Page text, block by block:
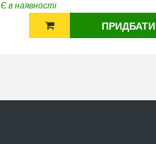
Є в наявності
ПРИДБАТИ